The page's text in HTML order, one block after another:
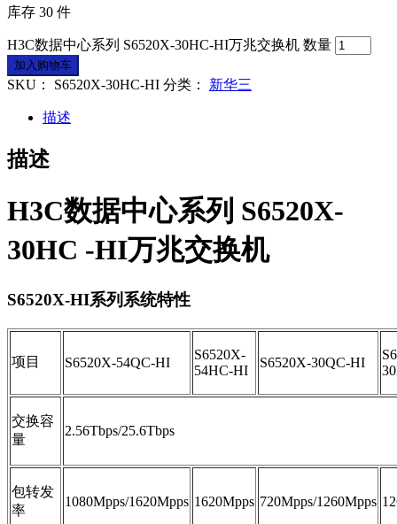
库存 30 件
H3C数据中心系列 S6520X-30HC-HI万兆交换机 数量
加入购物车
SKU： S6520X-30HC-HI 分类： 新华三
描述
描述
H3C数据中心系列 S6520X-
30HC -HI万兆交换机
S6520X-HI系列系统特性
项目 S6520X-54QC-HI
S6520X-
54HC-HI
S6520X-30QC-HI
交换容
量
2.56Tbps/25.6Tbps
包转发
率
1080Mpps/1620Mpps 1620Mpps 720Mpps/1260Mpps